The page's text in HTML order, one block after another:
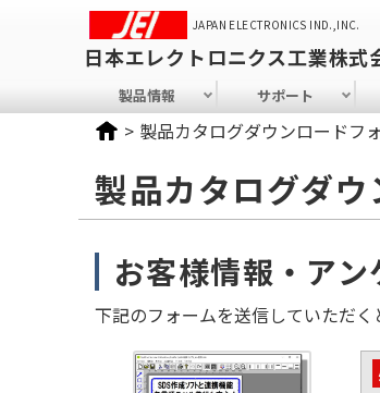
JAPAN ELECTRONICS IND.,INC.
日本エレクトロニクス工業株式
製品情報
サポート
製品カタログダウンロードフ
製品カタログダ
お客様情報・アン
下記のフォームを送信していただく